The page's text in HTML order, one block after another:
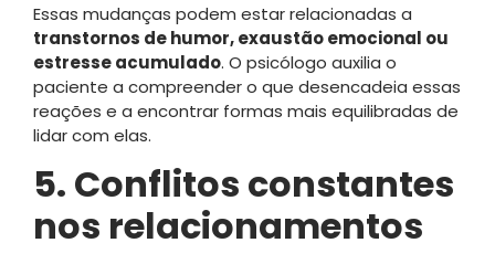
Essas mudanças podem estar relacionadas a
transtornos de humor, exaustão emocional ou
estresse acumulado. O psicólogo auxilia o
paciente a compreender o que desencadeia essas
reações e a encontrar formas mais equilibradas de
lidar com elas.
5. Conflitos constantes
nos relacionamentos